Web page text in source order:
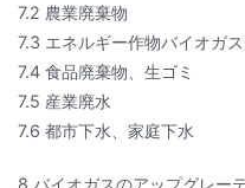
7.2 農業廃棄物
7.3 エネルギー作物バイオガ
7.4 食品廃棄物、生ゴミ
7.5 産業廃水
7.6 都市下水、家庭下水
8 バイオガスのアップグレー